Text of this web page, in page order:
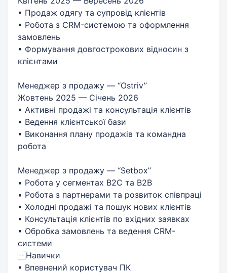
• Продаж одягу та супровід клієнтів
• Робота з CRM-системою та оформлення
замовлень
• Формування довгострокових відносин з
клієнтами
Менеджер з продажу — “Ostriv”
Жовтень 2025 — Січень 2026
• Активні продажі та консультація клієнтів
• Ведення клієнтської бази
• Виконання плану продажів та командна
робота
Менеджер з продажу — “Setbox”
• Робота у сегментах B2C та B2B
• Робота з партнерами та розвиток співпраці
• Холодні продажі та пошук нових клієнтів
• Консультація клієнтів по вхідних заявках
• Обробка замовлень та ведення CRM-
системи
Навички
• Впевнений користувач ПК